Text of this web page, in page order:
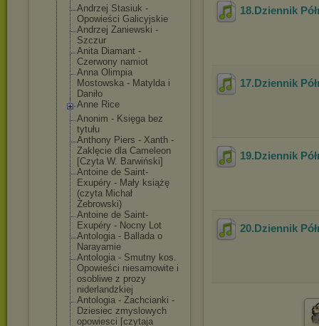
Andrzej Stasiuk -
Opowieści Galicyjskie
Andrzej Zaniewski -
Szczur
Anita Diamant -
Czerwony namiot
Anna Olimpia
Mostowska - Matylda i
Daniło
Anne Rice
Anonim - Księga bez
tytułu
Anthony Piers - Xanth -
Zaklęcie dla Cameleon
[Czyta W. Barwiński]
Antoine de Saint-
Exupéry - Mały książę
(czyta Michał
Żebrowski)
Antoine de Saint-
Exupéry - Nocny Lot
Antologia - Ballada o
Narayamie
Antologia - Smutny kos.
Opowieści niesamowite i
osobliwe z prozy
niderlandzkiej
Antologia - Zachcianki -
Dziesiec zmyslowych
opowiesci [czytaja
18.Dziennik
17.Dziennik
19.Dziennik
20.Dziennik